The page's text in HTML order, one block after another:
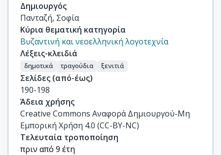
Δημιουργός
Πανταζή, Σοφία
Κύρια θεματική κατηγορία
Βυζαντινή και νεοελληνική λογοτεχνία
Λέξεις-κλειδιά
δημοτικά τραγούδια ξενιτιά
Σελίδες (από-έως)
190-198
Άδεια χρήσης
Creative Commons Αναφορά Δημιουργού-Μη
Εμπορική Χρήση 4.0 (CC-BY-NC)
Τελευταία τροποποίηση
πριν από 9 έτη